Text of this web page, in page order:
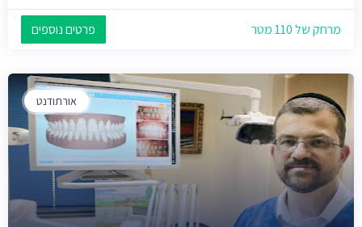
מרחק של 110 מטר פרטים נוספים
אורתודנט